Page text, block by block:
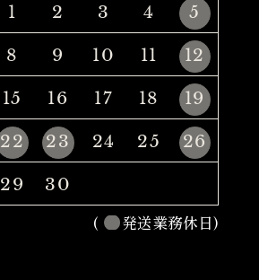
1 2 3 4
5
8 9 10 11
12
15 16 17 18
19
22 23 24 25
26
29
30
(
発送業務休日)